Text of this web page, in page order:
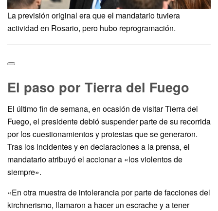
La previsión original era que el mandatario tuviera
actividad en Rosario, pero hubo reprogramación.
El paso por Tierra del Fuego
El último fin de semana, en ocasión de visitar Tierra del
Fuego, el presidente debió suspender parte de su recorrida
por los cuestionamientos y protestas que se generaron.
Tras los incidentes y en declaraciones a la prensa, el
mandatario atribuyó el accionar a «los violentos de
siempre».
«En otra muestra de intolerancia por parte de facciones del
kirchnerismo, llamaron a hacer un escrache y a tener